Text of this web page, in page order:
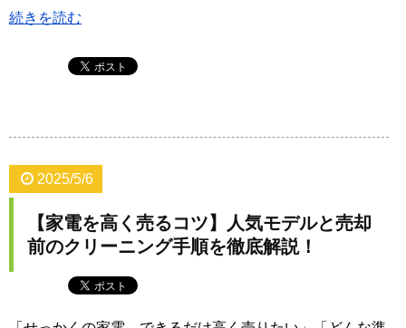
続きを読む
2025/5/6
【家電を高く売るコツ】人気モデルと売却
前のクリーニング手順を徹底解説！